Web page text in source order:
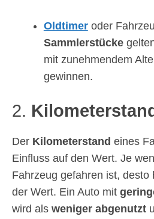
Oldtimeroder
Sammlerstücke
mit zunehmendem
gewinnen.
2. Kilometerstand
Der Kilometerstand eines
Einfluss auf den Wert. Je
Fahrzeug gefahren ist, desto
der Wert. Ein Auto mit
wird als weniger abgenutzt